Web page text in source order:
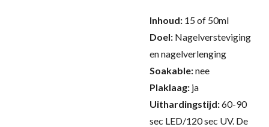
Inhoud: 15 of 50ml
Doel: Nagelversteviging
en nagelverlenging
Soakable:nee
Plaklaag: ja
Uithardingstijd:60-90
sec LED/120 sec UV. De